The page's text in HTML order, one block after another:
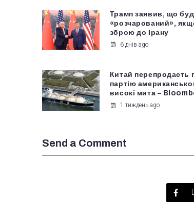
Трамп заявив, що
«розчарований»,
зброю до Ірану
6 днів ago
Китай перепродасть
партію
високі мита –
1 тиждень ago
Send a Comment